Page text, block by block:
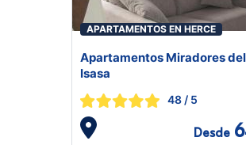
APARTAMENTOS EN HERCE
Apartamentos Miradores del
Isasa
48 / 5
Desde